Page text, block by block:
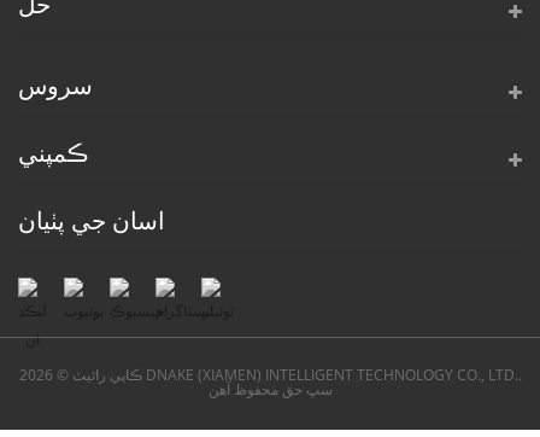
سروس
ڪمپني
اسان جي پٺيان
ڪاپي رائيٽ © 2026 DNAKE (XIAMEN) INTELLIGENT TECHNOLOGY CO., LTD..
سڀ حق محفوظ آهن